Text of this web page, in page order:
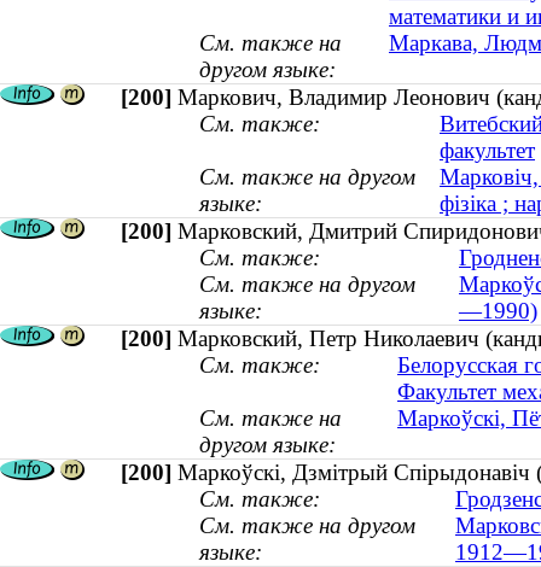
математики и
См. также на
другом языке:
Маркава,
[200] Маркович, Владимир Леонович
См. также:
факультет
См. также на другом
языке:
фізіка ;
[200] Марковский, Дмитрий
См. также:
См. также на другом
языке:
—1990)
[200] Марковский, Петр Николаевич
См. также:
Белорусская
Факультет
См. также на
другом языке:
Маркоўскі,
[200] Маркоўскі, Дзмітрый
См. также:
См. также на другом
языке: